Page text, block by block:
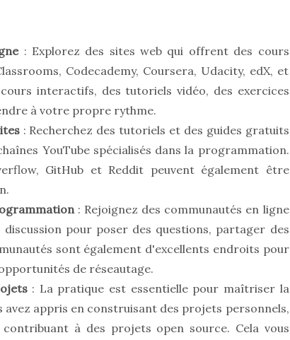
: Explorez des sites web qui offrent des cours
Codecademy, Coursera, Udacity, edX, et
interactifs, des tutoriels vidéo, des exercices
à votre propre rythme.
: Recherchez des tutoriels et des guides gratuits
YouTube spécialisés dans la programmation.
GitHub et Reddit peuvent également être
: Rejoignez des communautés en ligne
pour poser des questions, partager des
sont également d'excellents endroits pour
de réseautage.
: La pratique est essentielle pour maîtriser la
appris en construisant des projets personnels,
à des projets open source. Cela vous